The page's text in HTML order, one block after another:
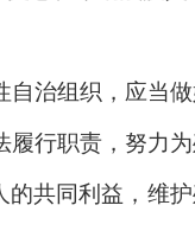
治组织，应当
行职责，努力为
共同利益，维